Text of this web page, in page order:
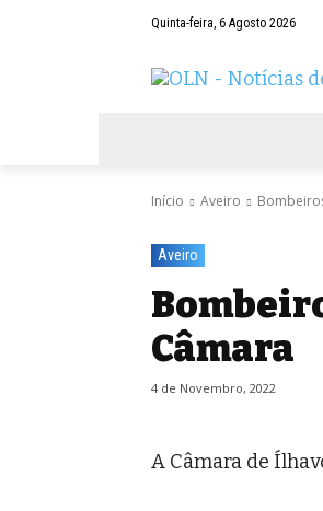
Quinta-feira, 6 Agosto 2026
Início Aveiro
Aveiro
Câmara
4 de Novembro, 2022
A Câmara de